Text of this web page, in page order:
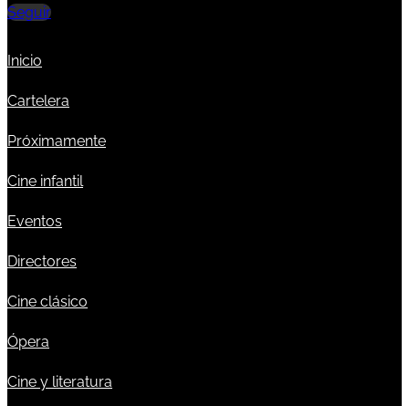
Seguir
Inicio
Cartelera
Próximamente
Cine infantil
Eventos
Directores
Cine clásico
Ópera
Cine y literatura